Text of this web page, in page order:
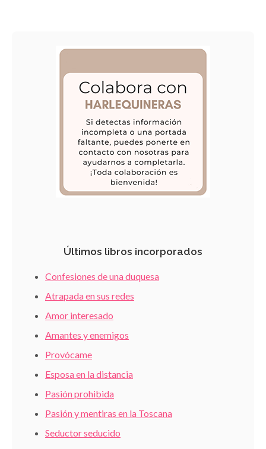
Últimos libros incorporados
Confesiones de una duquesa
Atrapada en sus redes
Amor interesado
Amantes y enemigos
Provócame
Esposa en la distancia
Pasión prohibida
Pasión y mentiras en la Toscana
Seductor seducido